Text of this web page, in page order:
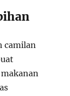
camilan